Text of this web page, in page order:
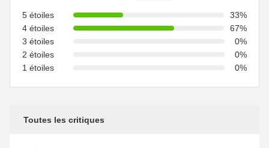
5 étoiles
33%
4 étoiles
67%
3 étoiles
0%
2 étoiles
0%
1 étoiles
0%
Toutes les critiques